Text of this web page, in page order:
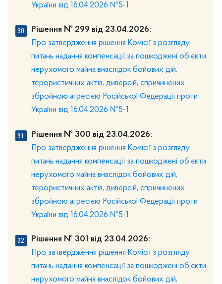
України від 16.04.2026 №5-1
Рішення № 299 від 23.04.2026:
Про затвердження рішення Комісії з розгляду
питань надання компенсації за пошкоджені об’єкти
нерухомого майна внаслідок бойових дій,
терористичних актів, диверсій, спричинених
збройною агресією Російської Федерації проти
України від 16.04.2026 №5-1
Рішення № 300 від 23.04.2026:
Про затвердження рішення Комісії з розгляду
питань надання компенсації за пошкоджені об’єкти
нерухомого майна внаслідок бойових дій,
терористичних актів, диверсій, спричинених
збройною агресією Російської Федерації проти
України від 16.04.2026 №5-1
Рішення № 301 від 23.04.2026:
Про затвердження рішення Комісії з розгляду
питань надання компенсації за пошкоджені об’єкти
нерухомого майна внаслідок бойових дій,